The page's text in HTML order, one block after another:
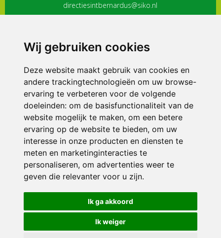
Wij gebruiken cookies
Deze website maakt gebruik van cookies en
andere trackingtechnologieën om uw browse-
ervaring te verbeteren voor de volgende
doeleinden: om de basisfunctionaliteit van de
website mogelijk te maken, om een betere
ervaring op de website te bieden, om uw
interesse in onze producten en diensten te
meten en marketinginteracties te
personaliseren, om advertenties weer te
geven die relevanter voor u zijn.
Ik ga akkoord
Ik weiger
directiesintbernardus@siko.nl
3116 JB
ONDERDEEL VAN
© 2026 Sint Bernardus | Alle rechten voorbehouden
Privacy policy|Disclaimer| Klachtenregeling|RSIN en Anbi
voorkeuren
Crealisatie The MindOffice